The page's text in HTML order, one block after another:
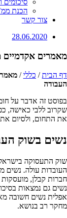
סיכומים
הכנת
צור קשר
28.06.2020
מאמרים אקדמיים
דף הבית/ כללי/
העבודה
בפוסט זה אדבר על
שקרוב ללבי כאישה,
את התחום, ולסיום
נשים בשוק
שוק התעסוקה בישראל
העובדות עולה. נשים
חברות קבלן,
נשים גם נמצאות
אפלית נשים חשובה
מחקר רב בנושא.